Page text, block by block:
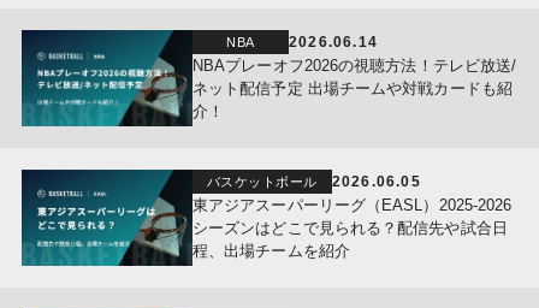
NBA 2026.06.14
NBAプレーオフ2026の視聴方法！テレビ放送/
ネット配信予定 出場チームや対戦カードも紹
介！
バスケットボール 2026.06.05
東アジアスーパーリーグ（EASL）2025-2026
シーズンはどこで見られる？配信先や試合日
程、出場チームを紹介